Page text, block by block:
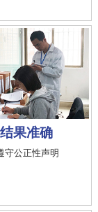
果准确
守公正性声明